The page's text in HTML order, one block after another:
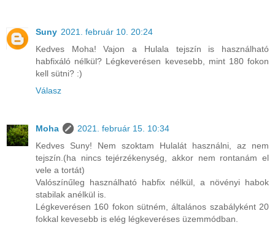
Suny 2021. február 10. 20:24
Kedves Moha! Vajon a Hulala tejszín is használható
habfixáló nélkül? Légkeverésen kevesebb, mint 180 fokon
kell sütni? :)
Válasz
Moha
2021. február 15. 10:34
Kedves Suny! Nem szoktam Hulalát használni, az nem
tejszín.(ha nincs tejérzékenység, akkor nem rontanám el
vele a tortát)
Valószínűleg használható habfix nélkül, a növényi habok
stabilak anélkül is.
Légkeverésen 160 fokon sütném, általános szabályként 20
fokkal kevesebb is elég légkeveréses üzemmódban.